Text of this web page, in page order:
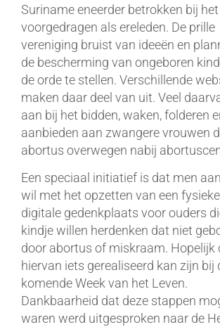
Suriname eneerder betrokken bij
voorgedragen als ereleden. De prille
vereniging bruist van ideeën en
de bescherming van ongeboren
de orde te stellen. Verschillende
maken daar deel van uit. Veel
aan bij het bidden, waken, folderen
aanbieden aan zwangere vrouwen
abortus overwegen nabij
Een speciaal initiatief is dat men
wil met het opzetten van een
digitale gedenkplaats voor ouders
kindje willen herdenken dat niet
door abortus of miskraam. Hopelijk
hiervan iets gerealiseerd kan zijn bij
komende Week van het Leven.
Dankbaarheid dat deze stappen
waren werd uitgesproken naar de